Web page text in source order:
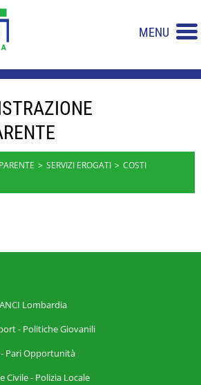
MENU
SERVIZI EROGATI
COSTI
Lombardia
- Politiche Giovanili
Pari Opportunità
Civile - Polizia Locale